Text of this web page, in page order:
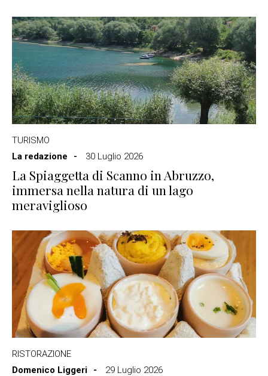
TURISMO
La redazione
30 Luglio 2026
La Spiaggetta di Scanno in Abruzzo,
immersa nella natura di un lago
meraviglioso
RISTORAZIONE
Domenico Liggeri
29 Luglio 2026